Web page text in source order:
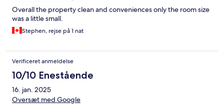
Overall the property clean and conveniences only the room size
was a little small.
Stephen, rejse på 1 nat
Verificeret anmeldelse
10/10 Enestående
16. jan. 2025
Oversæt med Google